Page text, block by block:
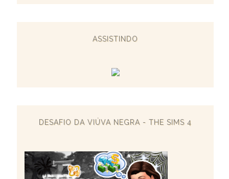
ASSISTINDO
DESAFIO DA VIÚVA NEGRA - THE SIMS 4